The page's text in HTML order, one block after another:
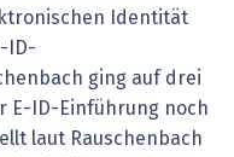
Identität
ID-
ging auf drei
E-ID-Einführung noch
laut Rauschenbach